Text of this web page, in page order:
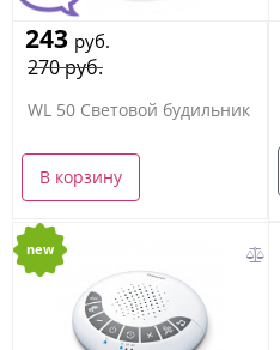
270 руб.
243 руб.
WL 50 Световой будильник
В корзину
new